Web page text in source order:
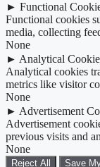
► Functional
Functional cookies
media, collecting
None
► Analytical
Analytical cookies
metrics like visitor
None
► Advertisement
Advertisement
previous visits and
None
Reject All Save